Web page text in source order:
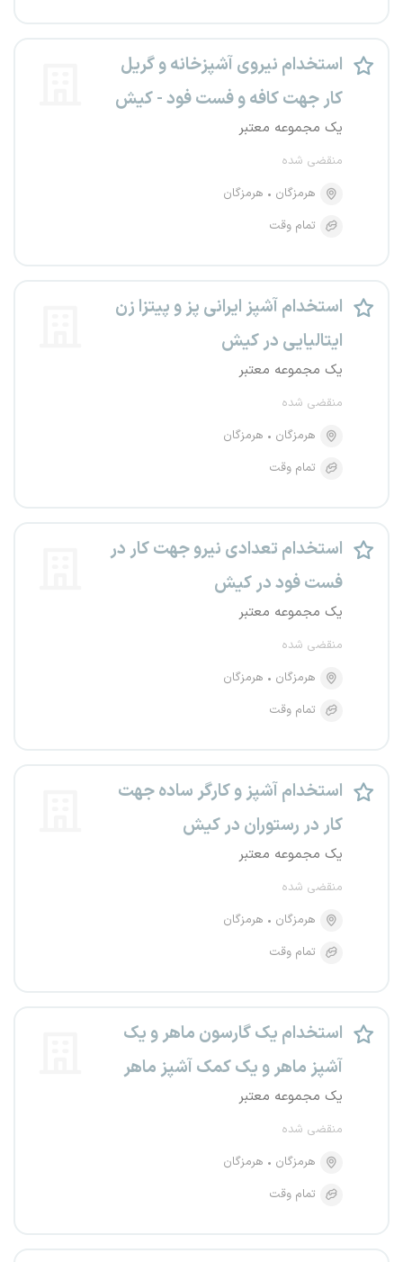
استخدام نیروی آشپزخانه و گریل
کار جهت کافه و فست فود - کیش
یک مجموعه معتبر
منقضی شده
هرمزگان
هرمزگان
تمام وقت
استخدام آشپز ایرانی پز و پیتزا زن
ایتالیایی در کیش
یک مجموعه معتبر
منقضی شده
هرمزگان
هرمزگان
تمام وقت
استخدام تعدادی نیرو جهت کار در
فست فود در کیش
یک مجموعه معتبر
منقضی شده
هرمزگان
هرمزگان
تمام وقت
استخدام آشپز و کارگر ساده جهت
کار در رستوران در کیش
یک مجموعه معتبر
منقضی شده
هرمزگان
هرمزگان
تمام وقت
استخدام یک گارسون ماهر و یک
آشپز ماهر و یک کمک آشپز ماهر
یک مجموعه معتبر
منقضی شده
هرمزگان
هرمزگان
تمام وقت